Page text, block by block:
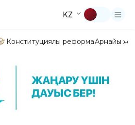
KZ
Конституциялық реформаАрнайы